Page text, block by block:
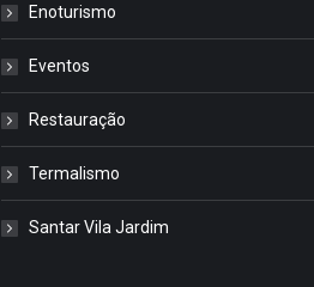
Enoturismo
Eventos
Restauração
Termalismo
Santar Vila Jardim